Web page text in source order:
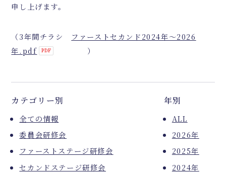
申し上げます。
（3年間チラシ ファーストセカンド2024年～2026
年.pdf
）
カテゴリー別
全ての情報
委員会研修会
ファーストステージ研修会
セカンドステージ研修会
年別
ALL
2026年
2025年
2024年